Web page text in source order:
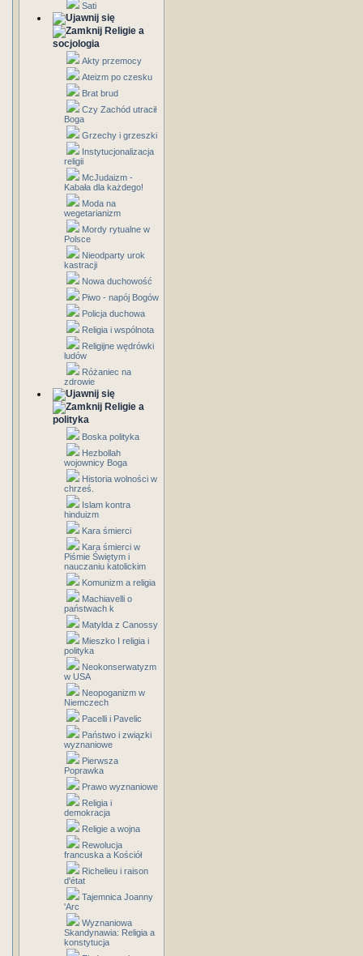
Sati
Religie a
socjologia
Akty przemocy
Ateizm po czesku
Brat brud
Czy Zachód utracił
Boga
Grzechy i grzeszki
Instytucjonalizacja
religii
McJudaizm -
Kabała dla każdego!
Moda na
wegetarianizm
Mordy rytualne w
Polsce
Nieodparty urok
kastracji
Nowa duchowość
Piwo - napój Bogów
Policja duchowa
Religia i wspólnota
Religijne wędrówki
ludów
Różaniec na
zdrowie
Religie a
polityka
Boska polityka
Hezbollah
wojownicy Boga
Historia wolności w
chrześ.
Islam kontra
hinduizm
Kara śmierci
Kara śmierci w
Piśmie Świętym i
nauczaniu katolickim
Komunizm a religia
Machiavelli o
państwach k
Matylda z Canossy
Mieszko I religia i
polityka
Neokonserwatyzm
w USA
Neopoganizm w
Niemczech
Pacelli i Pavelic
Państwo i związki
wyznaniowe
Pierwsza
Poprawka
Prawo wyznaniowe
Religia i
demokracja
Religie a wojna
Rewolucja
francuska a Kościół
Richelieu i raison
d'état
Tajemnica Joanny
'Arc
Wyznaniowa
Skandynawia: Religia a
konstytucja